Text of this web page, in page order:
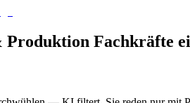
Produktion Fachkräfte